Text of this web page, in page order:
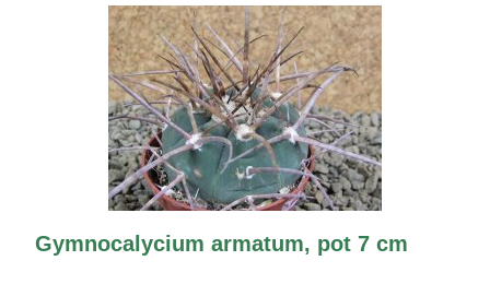
Gymnocalycium armatum, pot 7 cm